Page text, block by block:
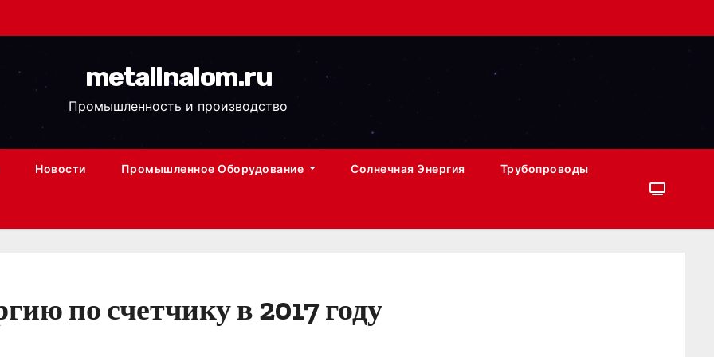
metallnalom.ru
Промышленность и производство
Новости Промышленное Оборудование Солнечная Энергия Трубопроводы
по счетчику в 2017 году